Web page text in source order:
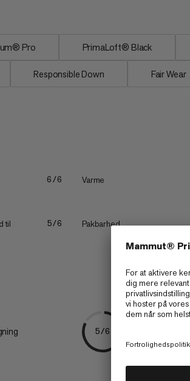
Pro PrimaLoft® Black
Responsible Down Fair Wear
6/6 Varme
til
5/6 Pakbarhed
5/6